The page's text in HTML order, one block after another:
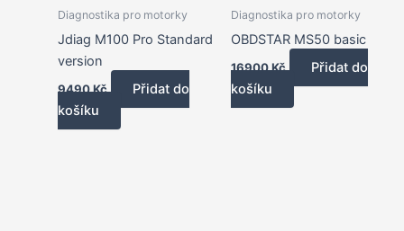
Diagnostika pro motorky
Jdiag M100 Pro Standard
version
9490Kč
Přidat do
košíku
Diagnostika pro motorky
OBDSTAR MS50 basic
16900Kč
Přidat do
košíku